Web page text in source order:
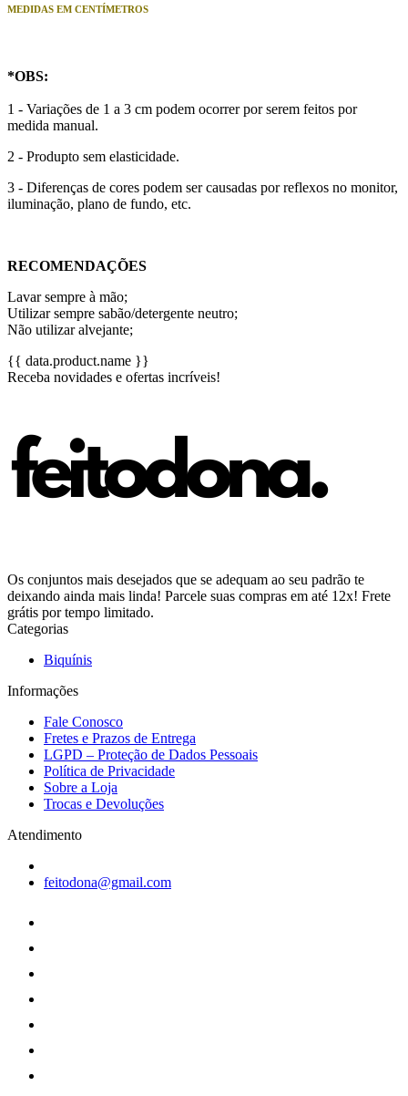
MEDIDAS EM CENTÍMETROS
*OBS:
1 - Variações de 1 a 3 cm podem ocorrer por serem feitos por
medida manual.
2 - Produpto sem elasticidade.
3 - Diferenças de cores podem ser causadas por reflexos no monitor,
iluminação, plano de fundo, etc.
RECOMENDAÇÕES
Lavar sempre à mão;
Utilizar sempre sabão/detergente neutro;
Não utilizar alvejante;
{{ data.product.name }}
Receba novidades e ofertas incríveis!
Os conjuntos mais desejados que se adequam ao seu padrão te
deixando ainda mais linda! Parcele suas compras em até 12x! Frete
grátis por tempo limitado.
Categorias
Biquínis
Informações
Fale Conosco
Fretes e Prazos de Entrega
LGPD – Proteção de Dados Pessoais
Política de Privacidade
Sobre a Loja
Trocas e Devoluções
Atendimento
feitodona@gmail.com